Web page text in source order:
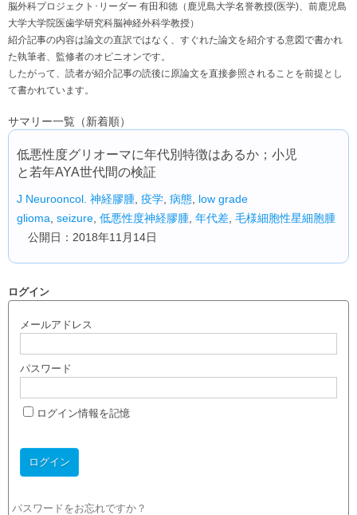
脳外科プロジェクト･リーダー 有田和徳（鹿児島大学名誉教授(医学)、前鹿児島
大学大学院医歯学研究科脳神経外科学教授）
紹介記事の内容は論文の直訳ではなく、すぐれた論文を紹介する意図で書かれ
た執筆者、監修者のオピニオンです。
したがって、読者が紹介記事の読後に原論文を直接参照されることを前提とし
て書かれています。
サマリー一覧（新着順）
低悪性度グリオーマに年代別特徴はあるか；小児
と若年AYA世代間の検証
J Neurooncol. 神経膠腫 疫学 病態 low grade
glioma seizure 低悪性度神経膠腫 年代差 毛様細胞性星細胞腫
公開日：2018年11月14日
ログイン
メールアドレス
パスワード
ログイン情報を記憶
パスワードをお忘れですか？